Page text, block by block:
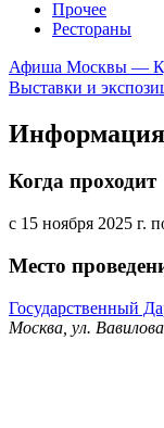
Прочее
Рестораны
Афиша Москвы —
Выставки и
Когда проходит
с 15 ноября 2025 г.
Место
Государственный
Москва, ул.